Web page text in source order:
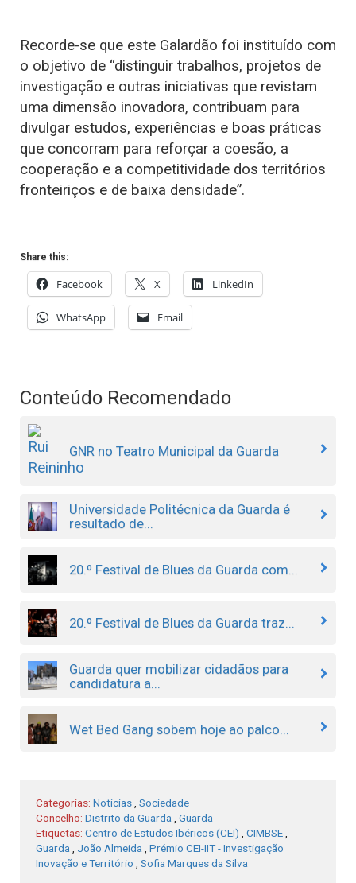
Recorde-se que este Galardão foi instituído com
o objetivo de “distinguir trabalhos, projetos de
investigação e outras iniciativas que revistam
uma dimensão inovadora, contribuam para
divulgar estudos, experiências e boas práticas
que concorram para reforçar a coesão, a
cooperação e a competitividade dos territórios
fronteiriços e de baixa densidade”.
Share this:
Facebook X LinkedIn
WhatsApp Email
Conteúdo Recomendado
GNR no Teatro Municipal da Guarda
Universidade Politécnica da Guarda é
resultado de...
20.º Festival de Blues da Guarda com...
20.º Festival de Blues da Guarda traz...
Guarda quer mobilizar cidadãos para
candidatura a...
Wet Bed Gang sobem hoje ao palco...
Categorias: Notícias Sociedade
Concelho: Distrito da Guarda
Guarda
Etiquetas: Centro de Estudos Ibéricos (CEI) CIMBSE
Guarda
João Almeida
Prémio CEI-IIT - Investigação
Inovação e Território
Sofia Marques da Silva